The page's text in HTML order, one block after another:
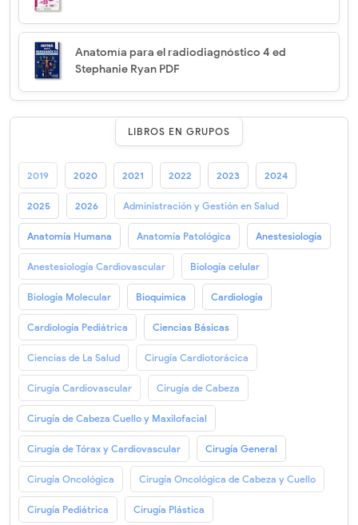
Anatomía para el radiodiagnóstico 4 ed
Stephanie Ryan PDF
LIBROS EN GRUPOS
2019 2020 2021 2022 2023 2024
2025 2026 Administración y Gestión en Salud
Anatomía Humana Anatomía Patológica Anestesiología
Anestesiología Cardiovascular Biología celular
Biología Molecular Bioquimica Cardiología
Cardiología Pediátrica Ciencias Básicas
Ciencias de La Salud Cirugía Cardiotorácica
Cirugía Cardiovascular Cirugía de Cabeza
Cirugía de Cabeza Cuello y Maxilofacial
Cirugía de Tórax y Cardiovascular Cirugía General
Cirugía Oncológica Cirugía Oncológica de Cabeza y Cuello
Cirugía Pediátrica Cirugía Plástica